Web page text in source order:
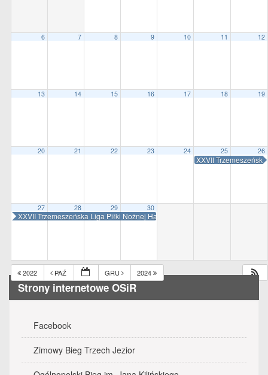
6 7 8 9 10 11 12
13 14 15 16 17 18 19
20 21 22 23 24 25
XXVII
26
27
XXVII Trzemeszeńska Liga Piłki Nożnej Halowej AVACO CUP 2023/2024
28 29 30
2022 PAŹ GRU 2024
Strony internetowe OSiR
Facebook
Zimowy Bieg Trzech Jezior